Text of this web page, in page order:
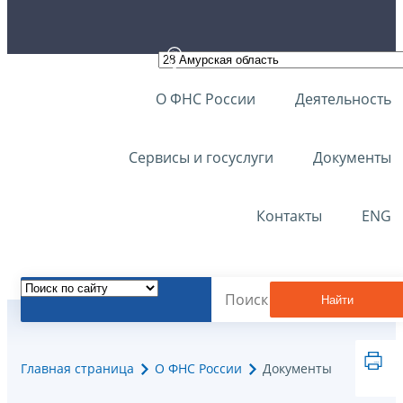
О ФНС России Деятельность
Сервисы и госуслуги Документы
Контакты ENG
Найти
Главная страница О ФНС России Документы